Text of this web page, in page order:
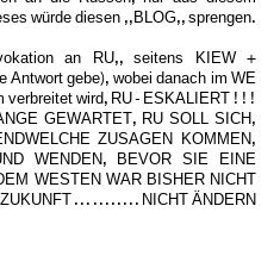
würde diesen ,,BLOG,, sprengen.
an RU,, seitens KIEW +
Antwort gebe), wobei danach im WE
wird, RU - ESKALIERT ! ! !
GEWARTET, RU SOLL SICH,
ZUSAGEN KOMMEN,
WENDEN, BEVOR SIE EINE
WESTEN WAR BISHER NICHT
. . . . . . . . . . . NICHT ÄNDERN